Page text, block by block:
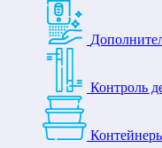
Контроль